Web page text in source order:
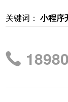
关键词：小程序